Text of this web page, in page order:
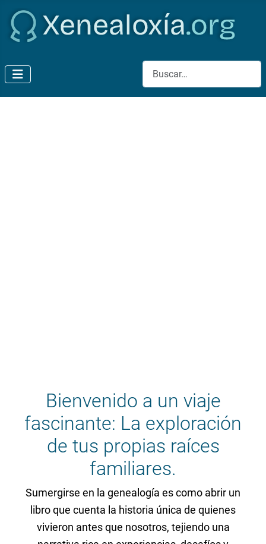
Buscar
Bienvenido a un viaje
fascinante: La exploración
de tus propias raíces
familiares.
Sumergirse en la genealogía es como abrir un
libro que cuenta la historia única de quienes
vivieron antes que nosotros, tejiendo una